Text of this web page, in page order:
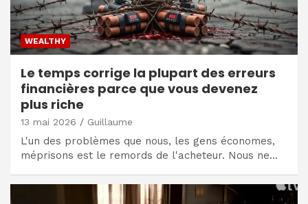
WEALTHY
Le temps corrige la plupart des erreurs
financières parce que vous devenez
plus riche
13 mai 2026 Guillaume
L'un des problèmes que nous, les gens économes,
méprisons est le remords de l'acheteur. Nous ne…